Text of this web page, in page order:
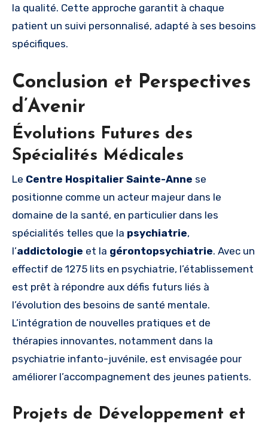
la qualité. Cette approche garantit à chaque
patient un suivi personnalisé, adapté à ses besoins
spécifiques.
Conclusion et Perspectives
d’Avenir
Évolutions Futures des
Spécialités Médicales
Le Centre Hospitalier Sainte-Anne se
positionne comme un acteur majeur dans le
domaine de la santé, en particulier dans les
spécialités telles que la psychiatrie,
l’addictologie et la gérontopsychiatrie. Avec un
effectif de 1275 lits en psychiatrie, l’établissement
est prêt à répondre aux défis futurs liés à
l’évolution des besoins de santé mentale.
L’intégration de nouvelles pratiques et de
thérapies innovantes, notamment dans la
psychiatrie infanto-juvénile, est envisagée pour
améliorer l’accompagnement des jeunes patients.
Projets de Développement et